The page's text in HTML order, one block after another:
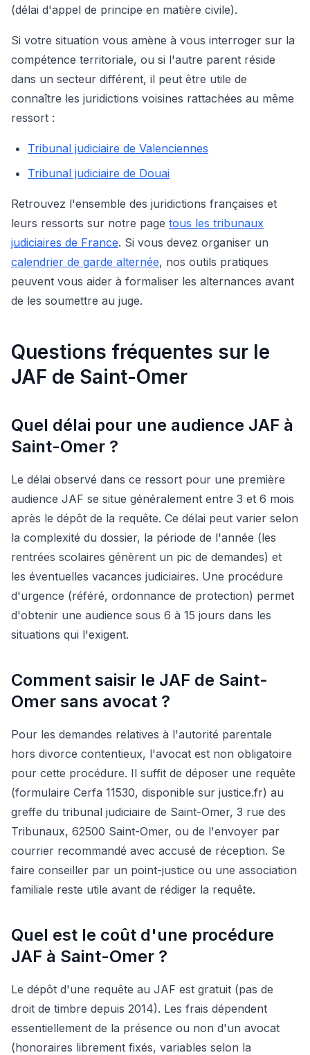
(délai d'appel de principe en matière civile).
Si votre situation vous amène à vous interroger sur la
compétence territoriale, ou si l'autre parent réside
dans un secteur différent, il peut être utile de
connaître les juridictions voisines rattachées au même
ressort :
Tribunal judiciaire de Valenciennes
Tribunal judiciaire de Douai
Retrouvez l'ensemble des juridictions françaises et
leurs ressorts sur notre page tous les tribunaux
judiciaires de France. Si vous devez organiser un
calendrier de garde alternée, nos outils pratiques
peuvent vous aider à formaliser les alternances avant
de les soumettre au juge.
Questions fréquentes sur le
JAF de Saint-Omer
Quel délai pour une audience JAF à
Saint-Omer ?
Le délai observé dans ce ressort pour une première
audience JAF se situe généralement entre 3 et 6 mois
après le dépôt de la requête. Ce délai peut varier selon
la complexité du dossier, la période de l'année (les
rentrées scolaires génèrent un pic de demandes) et
les éventuelles vacances judiciaires. Une procédure
d'urgence (référé, ordonnance de protection) permet
d'obtenir une audience sous 6 à 15 jours dans les
situations qui l'exigent.
Comment saisir le JAF de Saint-
Omer sans avocat ?
Pour les demandes relatives à l'autorité parentale
hors divorce contentieux, l'avocat est non obligatoire
pour cette procédure. Il suffit de déposer une requête
(formulaire Cerfa 11530, disponible sur justice.fr) au
greffe du tribunal judiciaire de Saint-Omer, 3 rue des
Tribunaux, 62500 Saint-Omer, ou de l'envoyer par
courrier recommandé avec accusé de réception. Se
faire conseiller par un point-justice ou une association
familiale reste utile avant de rédiger la requête.
Quel est le coût d'une procédure
JAF à Saint-Omer ?
Le dépôt d'une requête au JAF est gratuit (pas de
droit de timbre depuis 2014). Les frais dépendent
essentiellement de la présence ou non d'un avocat
(honoraires librement fixés, variables selon la